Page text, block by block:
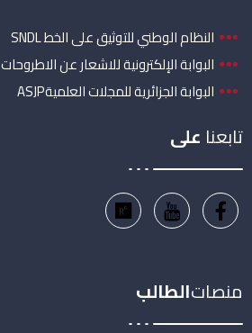
النظام الوطني للتوثيق على الخط SNDL
البوابة الإلكترونية للاشعار عن الاطروحات PNST
البوابة الجزائرية للمجلات العلميةASJP
تابعنا على
منصاتالطالب